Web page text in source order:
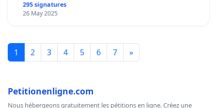
295 signatures
26 May 2025
1 2 3 4 5 6 7 »
Petitionenligne.com
Nous hébergeons gratuitement les pétitions en ligne. Créez une